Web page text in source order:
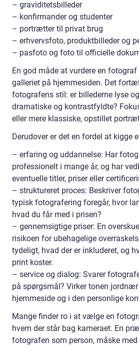
– graviditetsbilleder
– konfirmander og studenter
– portrætter til privat brug
– erhvervsfoto, produktbilleder og
– pasfoto og foto til officielle
En god måde at vurdere en fotograf
galleriet på hjemmesiden. Det
fotografens stil: er billederne lyse
dramatiske og kontrastfyldte?
eller mere klassiske, opstillet
Derudover er det en fordel at kigge
– erfaring og uddannelse: Har
professionelt i mange år, og har
eventuelle titler, priser eller
– struktureret proces: Beskriver
typisk fotografering foregår, hvor
hvad du får med i prisen?
– gennemsigtige priser: En
risikoen for ubehagelige
tydeligt, hvad der er inkluderet, og
print koster.
– service og dialog: Svarer
på spørgsmål? Virker tonen
hjemmeside og i den personlige
Mange finder ro i at vælge en
hvem der står bag kameraet. En
fotografen som person, måske